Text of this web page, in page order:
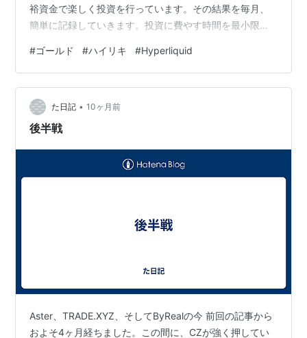
裕資金で楽しく投資を行っています。その結果を毎月、
簡単に記録していきます。投資に費やす時間を最小限に
資の基本姿勢】 手取り所得の25％前後を計画的に蓄える
（基本は長期投資）。 少なくとも半年分の生活費は確保
しておく（それ以外が運用資金）。 損してもよい額の３
倍までを運用の目安とする（最大で１/３ぐらい損する可
能性）。 外国株・ETF（楽天証券） 2021年２月から米国
#ゴールド #ハイリキ #Hyperliquid
た日記 • 10ヶ月前
後半戦
Aster、TRADE.XYZ、そしてByRealの今 前回の記事から
およそ4ヶ月経ちました。この間に、CZが強く押してい